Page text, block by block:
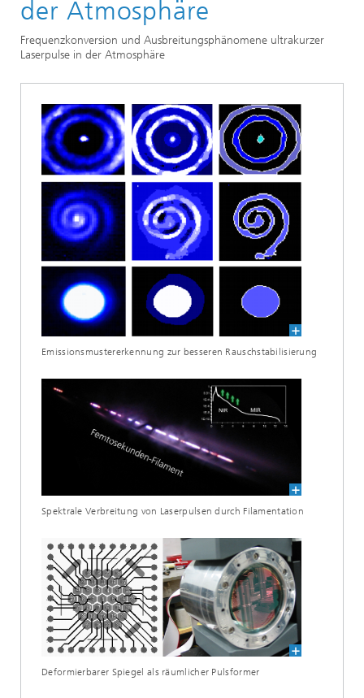
der Atmosphäre
Frequenzkonversion und Ausbreitungsphänomene ultrakurzer
Laserpulse in der Atmosphäre
Emissionsmustererkennung zur besseren Rauschstabilisierung
Spektrale Verbreitung von Laserpulsen durch Filamentation
Deformierbarer Spiegel als räumlicher Pulsformer